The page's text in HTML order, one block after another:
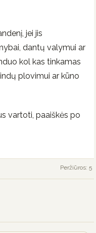
jei jis
dantų valymui ar
kol kas tinkamas
plovimui ar kūno
vartoti, paaiškės po
Peržiūros: 5